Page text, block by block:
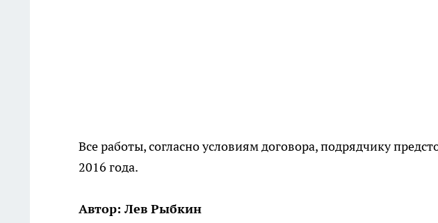
Все работы, согласно условиям договора, подрядчику
2016 года.
Автор: Лев Рыбкин